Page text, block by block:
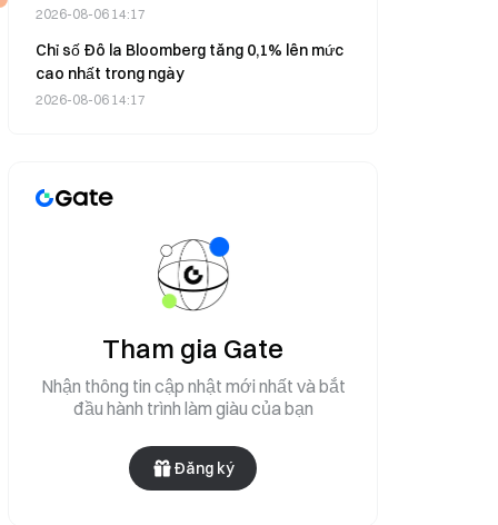
thực hiện $3M sau khi token này được
2026-08-06 14:17
Chỉ số Đô la Bloomberg tăng 0,1% lên mức
cao nhất trong ngày
2026-08-06 14:17
Tham gia Gate
Nhận thông tin cập nhật mới nhất và bắt
đầu hành trình làm giàu của bạn
Đăng ký